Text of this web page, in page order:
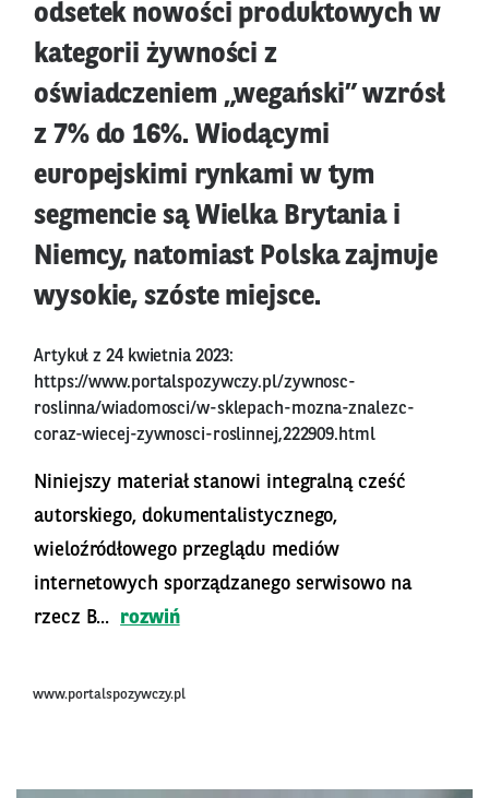
odsetek nowości produktowych w
kategorii żywności z
oświadczeniem „wegański” wzrósł
z 7% do 16%. Wiodącymi
europejskimi rynkami w tym
segmencie są Wielka Brytania i
Niemcy, natomiast Polska zajmuje
wysokie, szóste miejsce.
Artykuł z 24 kwietnia 2023:
https://www.portalspozywczy.pl/zywnosc-
roslinna/wiadomosci/w-sklepach-mozna-znalezc-
coraz-wiecej-zywnosci-roslinnej,222909.html
Niniejszy materiał stanowi integralną cześć
autorskiego, dokumentalistycznego,
wieloźródłowego przeglądu mediów
internetowych sporządzanego serwisowo na
rzecz B...
rozwiń
www.portalspozywczy.pl